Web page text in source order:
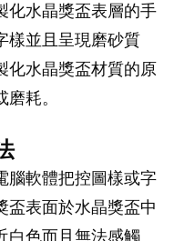
化水晶獎盃表層的手
樣並且呈現磨砂質
化水晶獎盃材質的原
耗。
腦軟體把控圖樣或字
盃表面於水晶獎盃中
白色而且無法感觸